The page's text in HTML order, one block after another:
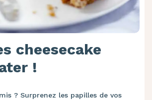
cheesecake
!
? Surprenez les papilles de vos